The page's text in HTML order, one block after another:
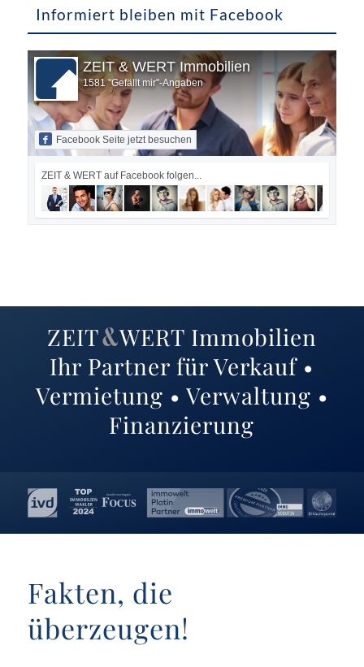
Informiert bleiben mit Facebook
ZEIT & WERT Immobilien
1581 "Gefällt mir"-Angaben
Facebook Seite jetzt besuchen
ZEIT & WERT auf Facebook folgen...
ZEIT&WERT Immobilien
Ihr Partner für Verkauf •
Vermietung • Verwaltung •
Finanzierung
Fakten, die
überzeugen!